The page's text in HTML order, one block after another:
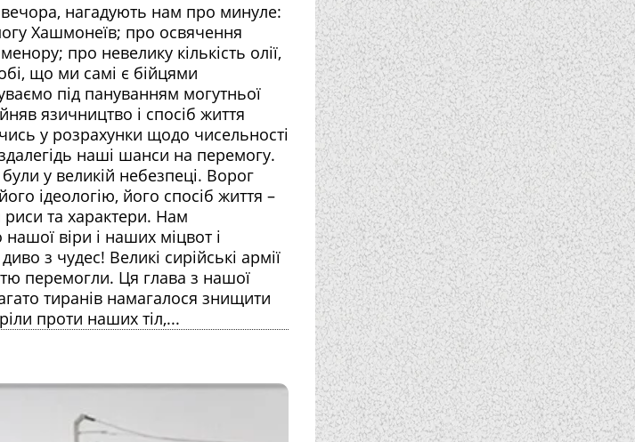
нагадують нам про минуле:
Хашмонеїв; про освячення
про невелику кількість олії,
що ми самі є бійцями
під пануванням могутньої
язичництво і спосіб життя
у розрахунки щодо чисельності
наші шанси на перемогу.
у великій небезпеці. Ворог
ідеологію, його спосіб життя –
риси та характери. Нам
віри і наших міцвот і
з чудес! Великі сирійські армії
перемогли. Ця глава з нашої
тиранів намагалося знищити
проти наших тіл,...